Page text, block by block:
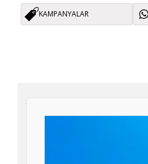
KAMPANYALAR